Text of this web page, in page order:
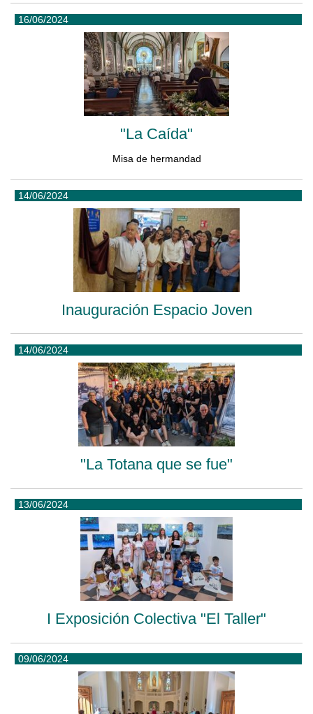
16/06/2024
"La Caída"
Misa de hermandad
14/06/2024
Inauguración Espacio Joven
14/06/2024
"La Totana que se fue"
13/06/2024
I Exposición Colectiva "El Taller"
09/06/2024